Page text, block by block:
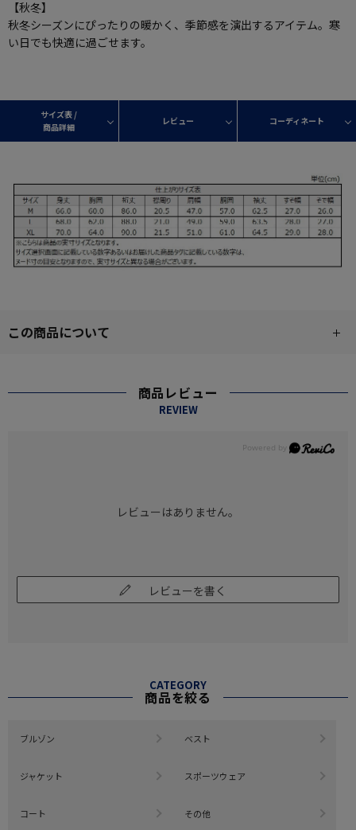
【秋冬】
秋冬シーズンにぴったりの暖かく、季節感を演出するアイテム。寒
い日でも快適に過ごせます。
サイズ表 /
商品詳細
レビュー コーディネート
この商品について
商品レビュー
REVIEW
レビューはありません。
レビューを書く
CATEGORY
商品を絞る
ブルゾン ベスト
ジャケット スポーツウェア
コート その他